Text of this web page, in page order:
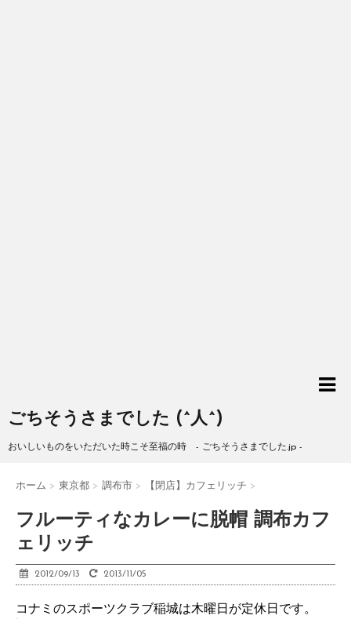
ごちそうさまでした (^人^)
おいしいものをいただいた時こそ至福の時 - ごちそうさまでした.jp -
ホーム > 東京都 > 調布市 > 【閉店】カフェリッチ >
フルーティなカレーに脱帽 調布カフ
ェリッチ
2012/09/13 2013/11/05
コナミのスポーツクラブ稲城は木曜日が定休日です。